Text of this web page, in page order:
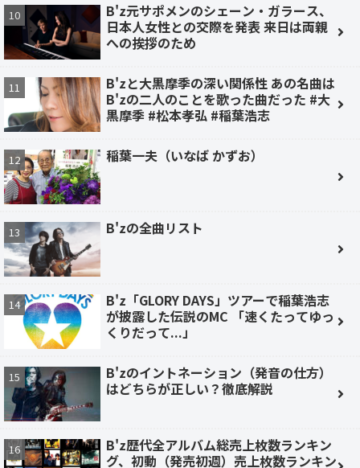
B'z元サポメンのシェーン・ガラース、
日本人女性との交際を発表 来日は両親
への挨拶のため
B'zと大黒摩季の深い関係性 あの名曲は
B'zの二人のことを歌った曲だった #大
黒摩季 #松本孝弘 #稲葉浩志
稲葉一夫（いなば かずお）
B'zの全曲リスト
B'z「GLORY DAYS」ツアーで稲葉浩志
が披露した伝説のMC 「速くたってゆっ
くりだって...」
B'zのイントネーション（発音の仕方）
はどちらが正しい？徹底解説
B'z歴代全アルバム総売上枚数ランキン
グ、初動（発売初週）売上枚数ランキン